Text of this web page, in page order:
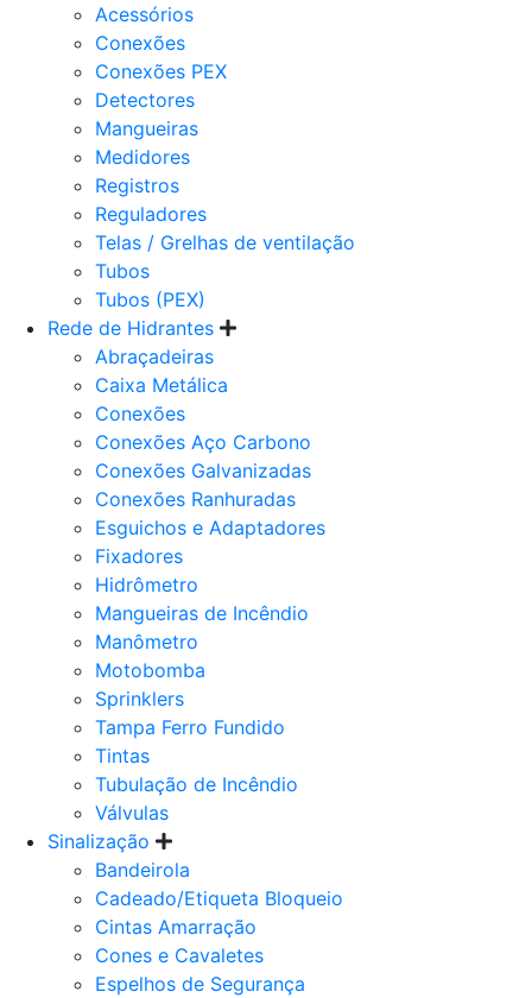
Acessórios
Conexões
Conexões PEX
Detectores
Mangueiras
Medidores
Registros
Reguladores
Telas / Grelhas de ventilação
Tubos
Tubos (PEX)
Rede de Hidrantes
Abraçadeiras
Caixa Metálica
Conexões
Conexões Aço Carbono
Conexões Galvanizadas
Conexões Ranhuradas
Esguichos e Adaptadores
Fixadores
Hidrômetro
Mangueiras de Incêndio
Manômetro
Motobomba
Sprinklers
Tampa Ferro Fundido
Tintas
Tubulação de Incêndio
Válvulas
Sinalização
Bandeirola
Cadeado/Etiqueta Bloqueio
Cintas Amarração
Cones e Cavaletes
Espelhos de Segurança